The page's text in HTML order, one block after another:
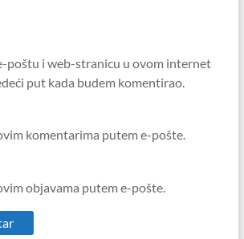
poštu i web-stranicu u ovom internet
put kada budem komentirao.
komentarima putem e-pošte.
objavama putem e-pošte.